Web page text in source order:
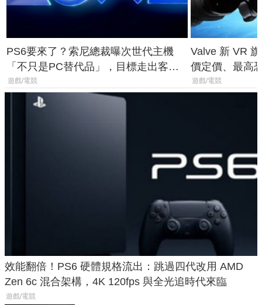
PS6要來了？索尼總裁曝次世代主機
「不只是PC替代品」，目標走出客
廳、進軍電競桌面
遊戲/電競
Valve 新 VR
價定價、最高
遊戲/電競
效能翻倍！PS6 硬體規格流出：跳過四代改用 AMD
Zen 6c 混合架構，4K 120fps 與全光追時代來臨
遊戲/電競